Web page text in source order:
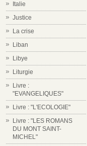
Italie
Justice
La crise
Liban
Libye
Liturgie
Livre :
"EVANGELIQUES"
Livre : "L'ECOLOGIE"
Livre : "LES ROMANS
DU MONT SAINT-
MICHEL"